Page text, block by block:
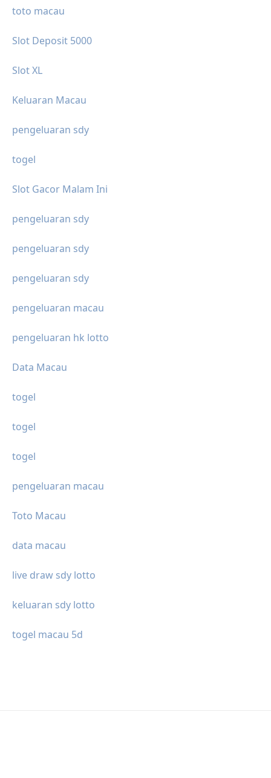
toto macau
Slot Deposit 5000
Slot XL
Keluaran Macau
pengeluaran sdy
togel
Slot Gacor Malam Ini
pengeluaran sdy
pengeluaran sdy
pengeluaran sdy
pengeluaran macau
pengeluaran hk lotto
Data Macau
togel
togel
togel
pengeluaran macau
Toto Macau
data macau
live draw sdy lotto
keluaran sdy lotto
togel macau 5d